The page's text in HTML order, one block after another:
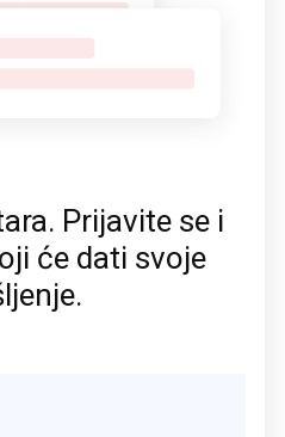
Prijavite se i
će dati svoje